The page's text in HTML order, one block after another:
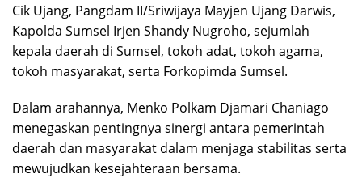
Cik Ujang, Pangdam II/Sriwijaya Mayjen Ujang Darwis,
Kapolda Sumsel Irjen Shandy Nugroho, sejumlah
kepala daerah di Sumsel, tokoh adat, tokoh agama,
tokoh masyarakat, serta Forkopimda Sumsel.
Dalam arahannya, Menko Polkam Djamari Chaniago
menegaskan pentingnya sinergi antara pemerintah
daerah dan masyarakat dalam menjaga stabilitas serta
mewujudkan kesejahteraan bersama.